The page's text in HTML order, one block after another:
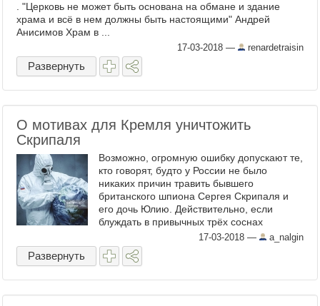
. "Церковь не может быть основана на обмане и здание
храма и всё в нем должны быть настоящими" Андрей
Анисимов Храм в ...
17-03-2018 — renardetraisin
Развернуть
О мотивах для Кремля уничтожить
Скрипаля
Возможно, огромную ошибку допускают те,
кто говорят, будто у России не было
никаких причин травить бывшего
британского шпиона Сергея Скрипаля и
его дочь Юлию. Действительно, если
блуждать в привычных трёх соснах
выборы–чемпионат–санкции , трагический
инцидент в Солсбери выглядит ...
17-03-2018 — a_nalgin
Развернуть